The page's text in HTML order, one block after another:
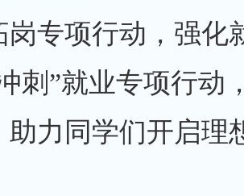
岗专项行动，强化
刺”就业专项行动
助力同学们开启理